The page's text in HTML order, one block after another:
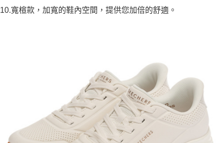
10.寬楦款，加寬的鞋內空間，提供您加倍的舒適。